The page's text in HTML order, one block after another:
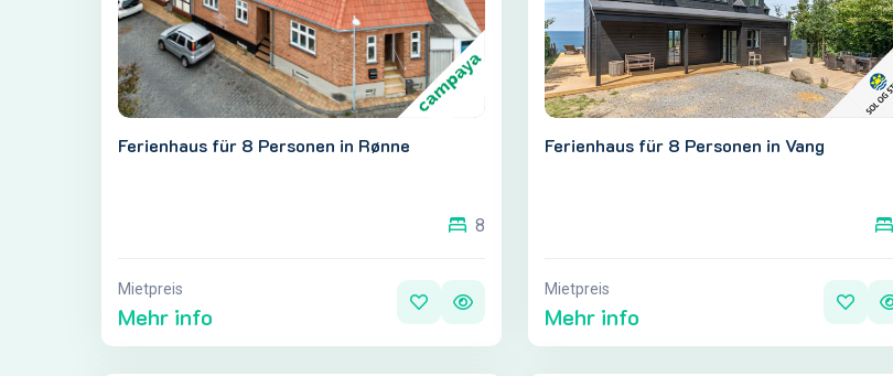
Ferienhaus für 8 Personen in Rønne
8
Mietpreis
Mehr info
Ferienhaus für 8 Personen in Vang
Mietpreis
Mehr info